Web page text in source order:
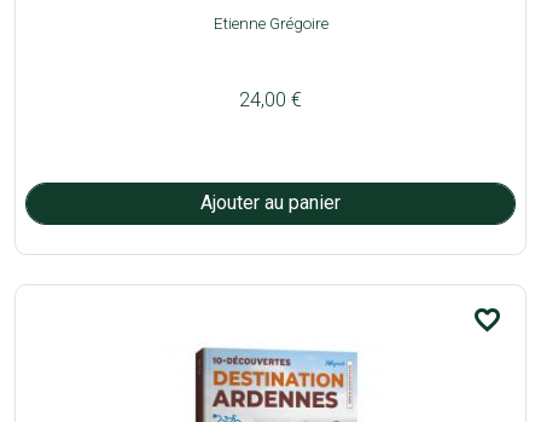
Etienne Grégoire
24,00 €
favorite_border